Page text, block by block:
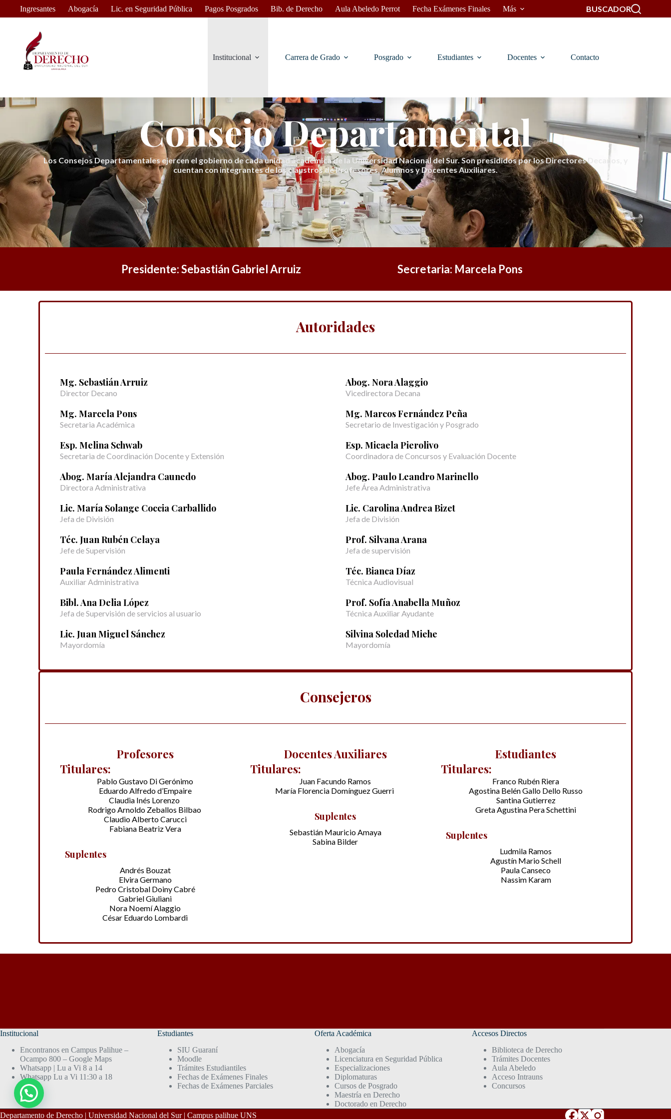
Ingresantes Abogacía Lic. en Seguridad Pública Pagos Posgrados Bib. de Derecho Aula Abeledo Perrot Fecha Exámenes Finales Más BUSCADOR
Institucional Carrera de Grado Posgrado Estudiantes Docentes Contacto
Consejo Departamental
Los Consejos Departamentales ejercen el gobierno de cada unidad académica de la Universidad Nacional del Sur. Son presididos por los Directores Decanos, y
cuentan con integrantes de los claustros de Profesores, Alumnos y Docentes Auxiliares.
Presidente: Sebastián Gabriel Arruiz Secretaria: Marcela Pons
Autoridades
Mg. Sebastián Arruiz
Director Decano
Mg. Marcela Pons
Secretaria Académica
Esp. Melina Schwab
Secretaria de Coordinación Docente y Extensión
Abog. María Alejandra Caunedo
Directora Administrativa
Lic. María Solange Coccia Carballido
Jefa de División
Téc. Juan Rubén Celaya
Jefe de Supervisión
Paula Fernández Alimenti
Auxiliar Administrativa
Bibl. Ana Delia López
Jefa de Supervisión de servicios al usuario
Lic. Juan Miguel Sánchez
Mayordomía
Abog. Nora Alaggio
Vicedirectora Decana
Mg. Marcos Fernández Peña
Secretario de Investigación y Posgrado
Esp. Micaela Pierolivo
Coordinadora de Concursos y Evaluación Docente
Abog. Paulo Leandro Marinello
Jefe Área Administrativa
Lic. Carolina Andrea Bizet
Jefa de División
Prof. Silvana Arana
Jefa de supervisión
Téc. Bianca Díaz
Técnica Audiovisual
Prof. Sofía Anabella Muñoz
Técnica Auxiliar Ayudante
Silvina Soledad Miehe
Mayordomía
Consejeros
Profesores
Titulares:
Pablo Gustavo Di Gerónimo
Eduardo Alfredo d’Empaire
Claudia Inés Lorenzo
Rodrigo Arnoldo Zeballos Bilbao
Claudio Alberto Carucci
Fabiana Beatriz Vera
Suplentes
Andrés Bouzat
Elvira Germano
Pedro Cristobal Doiny Cabré
Gabriel Giuliani
Nora Noemí Alaggio
César Eduardo Lombardi
Docentes Auxiliares
Titulares:
Juan Facundo Ramos
María Florencia Domínguez Guerri
Suplentes
Sebastián Mauricio Amaya
Sabina Bilder
Estudiantes
Titulares:
Franco Rubén Riera
Agostina Belén Gallo Dello Russo
Santina Gutierrez
Greta Agustina Pera Schettini
Suplentes
Ludmila Ramos
Agustín Mario Schell
Paula Canseco
Nassim Karam
Institucional
Encontranos en Campus Palihue –
Ocampo 800 – Google Maps
Whatsapp | Lu a Vi 8 a 14
Whatsapp Lu a Vi 11:30 a 18
Estudiantes
SIU Guaraní
Moodle
Trámites Estudiantiles
Fechas de Exámenes Finales
Fechas de Exámenes Parciales
Oferta Académica
Abogacía
Licenciatura en Seguridad Pública
Especializaciones
Diplomaturas
Cursos de Posgrado
Maestría en Derecho
Doctorado en Derecho
Accesos Directos
Biblioteca de Derecho
Trámites Docentes
Aula Abeledo
Acceso Intrauns
Concursos
Departamento de Derecho | Universidad Nacional del Sur | Campus palihue UNS